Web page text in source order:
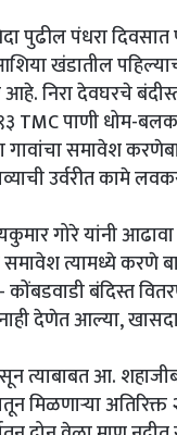
पुढील पंधरा दिवसात
खंडातील
निरा देवघरचे
TMC पाणी धोम-
समावेश
उर्वरीत कामे
गोरे यांनी
त्यामध्ये करणे
कोंबडवाडी बंदिस्त
देणेत आल्या,
त्याबाबत आ.
अतिरिक्त